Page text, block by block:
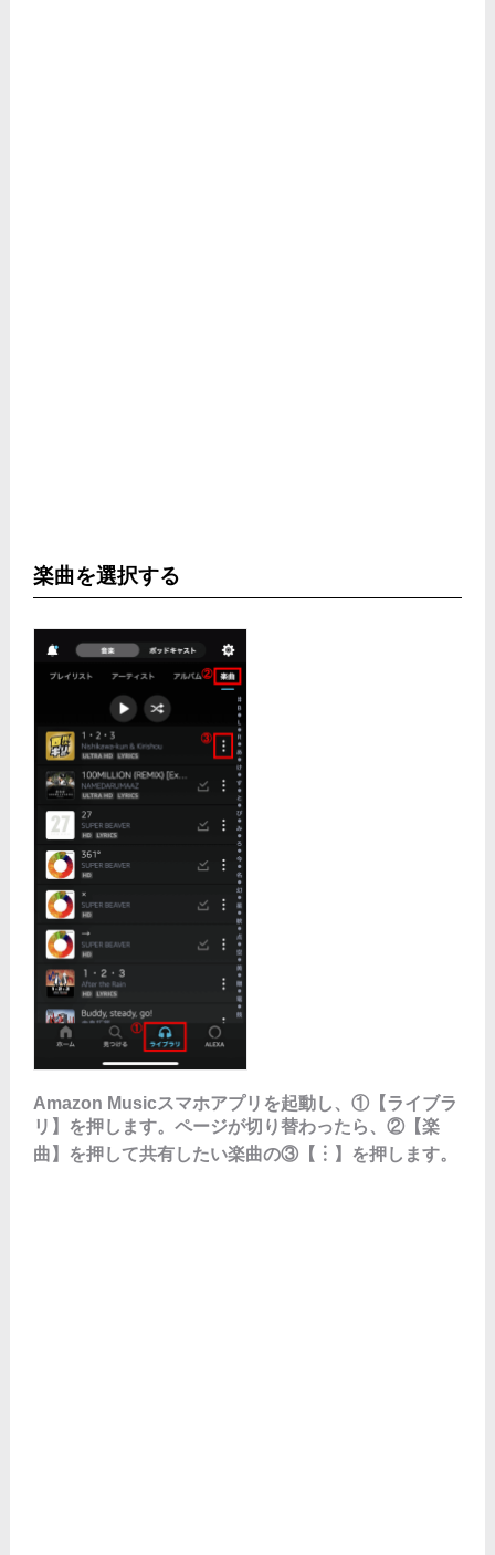
楽曲を選択する
Amazon Musicスマホアプリを起動し、①【ライブラ
リ】を押します。ページが切り替わったら、②【楽
曲】を押して共有したい楽曲の③【︙】を押します。